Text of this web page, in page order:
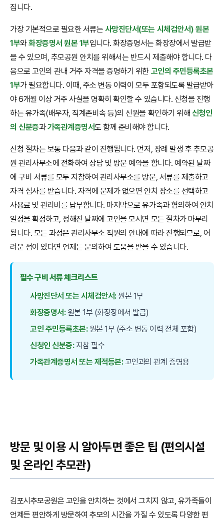
집니다.
가장 기본적으로 필요한 서류는 사망진단서(또는 시체검안서) 원본
1부와화장증명서 원본 1부입니다. 화장증명서는 화장장에서 발급받
을 수 있으며, 추모공원 안치를 위해서는 반드시 제출해야 합니다. 다
음으로 고인의 관내 거주 자격을 증명하기 위한 고인의 주민등록초본
1부가 필요합니다. 이때, 주소 변동 이력이 모두 포함되도록 발급받아
야 6개월 이상 거주 사실을 명확히 확인할 수 있습니다. 신청을 진행
하는 유가족(배우자, 직계존비속 등)의 신원을 확인하기 위해 신청인
의 신분증과가족관계증명서도 함께 준비해야 합니다.
신청 절차는 보통 다음과 같이 진행됩니다. 먼저, 장례 발생 후 추모공
원 관리사무소에 전화하여 상담 및 방문 예약을 합니다. 예약된 날짜
에 구비 서류를 모두 지참하여 관리사무소를 방문, 서류를 제출하고
자격 심사를 받습니다. 자격에 문제가 없으면 안치 장소를 선택하고
사용료 및 관리비를 납부합니다. 마지막으로 유가족과 협의하여 안치
일정을 확정하고, 정해진 날짜에 고인을 모시면 모든 절차가 마무리
됩니다. 모든 과정은 관리사무소 직원의 안내에 따라 진행되므로, 어
려운 점이 있다면 언제든 문의하여 도움을 받을 수 있습니다.
필수 구비 서류 체크리스트
사망진단서 또는 시체검안서:원본 1부
화장증명서:원본 1부 (화장장에서 발급)
고인 주민등록초본:원본 1부 (주소 변동 이력 전체 포함)
신청인 신분증:지참 필수
가족관계증명서 또는 제적등본:고인과의 관계 증명용
방문 및 이용 시 알아두면 좋은 팁 (편의시설
및 온라인 추모관)
김포시추모공원은 고인을 안치하는 것에서 그치지 않고, 유가족들이
언제든 편안하게 방문하여 추모의 시간을 가질 수 있도록 다양한 편